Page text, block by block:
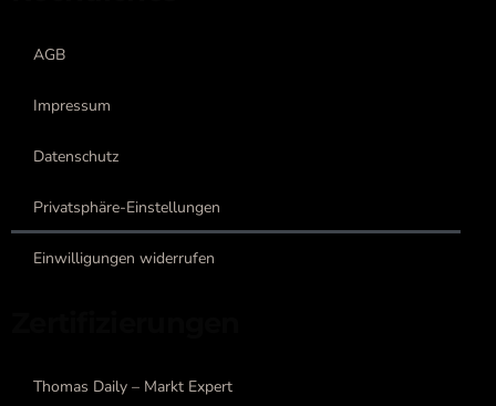
AGB
Impressum
Datenschutz
Privatsphäre-Einstellungen
Einwilligungen widerrufen
Thomas Daily – Markt Expert